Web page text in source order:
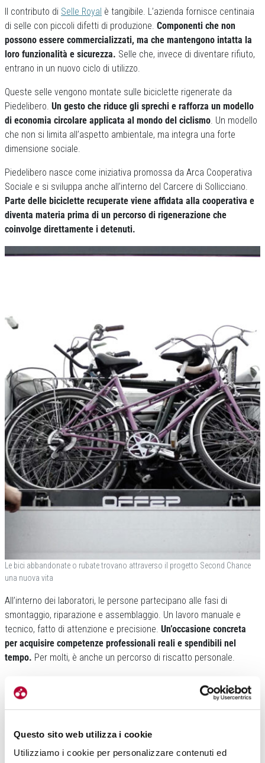
Questo sito web utilizza i cookie
Utilizziamo i cookie per personalizzare contenuti ed
Il contributo di Selle Royal è tangibile. L’azienda fornisce centinaia
di selle con piccoli difetti di produzione. Componenti che non
possono essere commercializzati, ma che mantengono intatta la
loro funzionalità e sicurezza. Selle che, invece di diventare rifiuto,
entrano in un nuovo ciclo di utilizzo.
Queste selle vengono montate sulle biciclette rigenerate da
Piedelibero. Un gesto che riduce gli sprechi e rafforza un modello
di economia circolare applicata al mondo del ciclismo. Un modello
che non si limita all’aspetto ambientale, ma integra una forte
dimensione sociale.
Piedelibero nasce come iniziativa promossa da Arca Cooperativa
Sociale e si sviluppa anche all’interno del Carcere di Sollicciano.
Parte delle biciclette recuperate viene affidata alla cooperativa e
diventa materia prima di un percorso di rigenerazione che
coinvolge direttamente i detenuti.
Le bici abbandonate o rubate trovano attraverso il progetto Second Chance
una nuova vita
All’interno dei laboratori, le persone partecipano alle fasi di
smontaggio, riparazione e assemblaggio. Un lavoro manuale e
tecnico, fatto di attenzione e precisione. Un’occasione concreta
per acquisire competenze professionali reali e spendibili nel
tempo. Per molti, è anche un percorso di riscatto personale.